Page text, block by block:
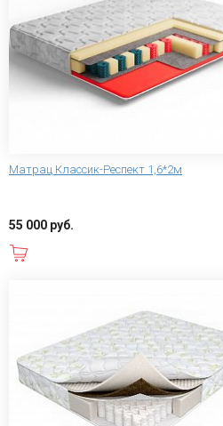
Матрац Классик-Респект 1,6*2м
55 000 руб.